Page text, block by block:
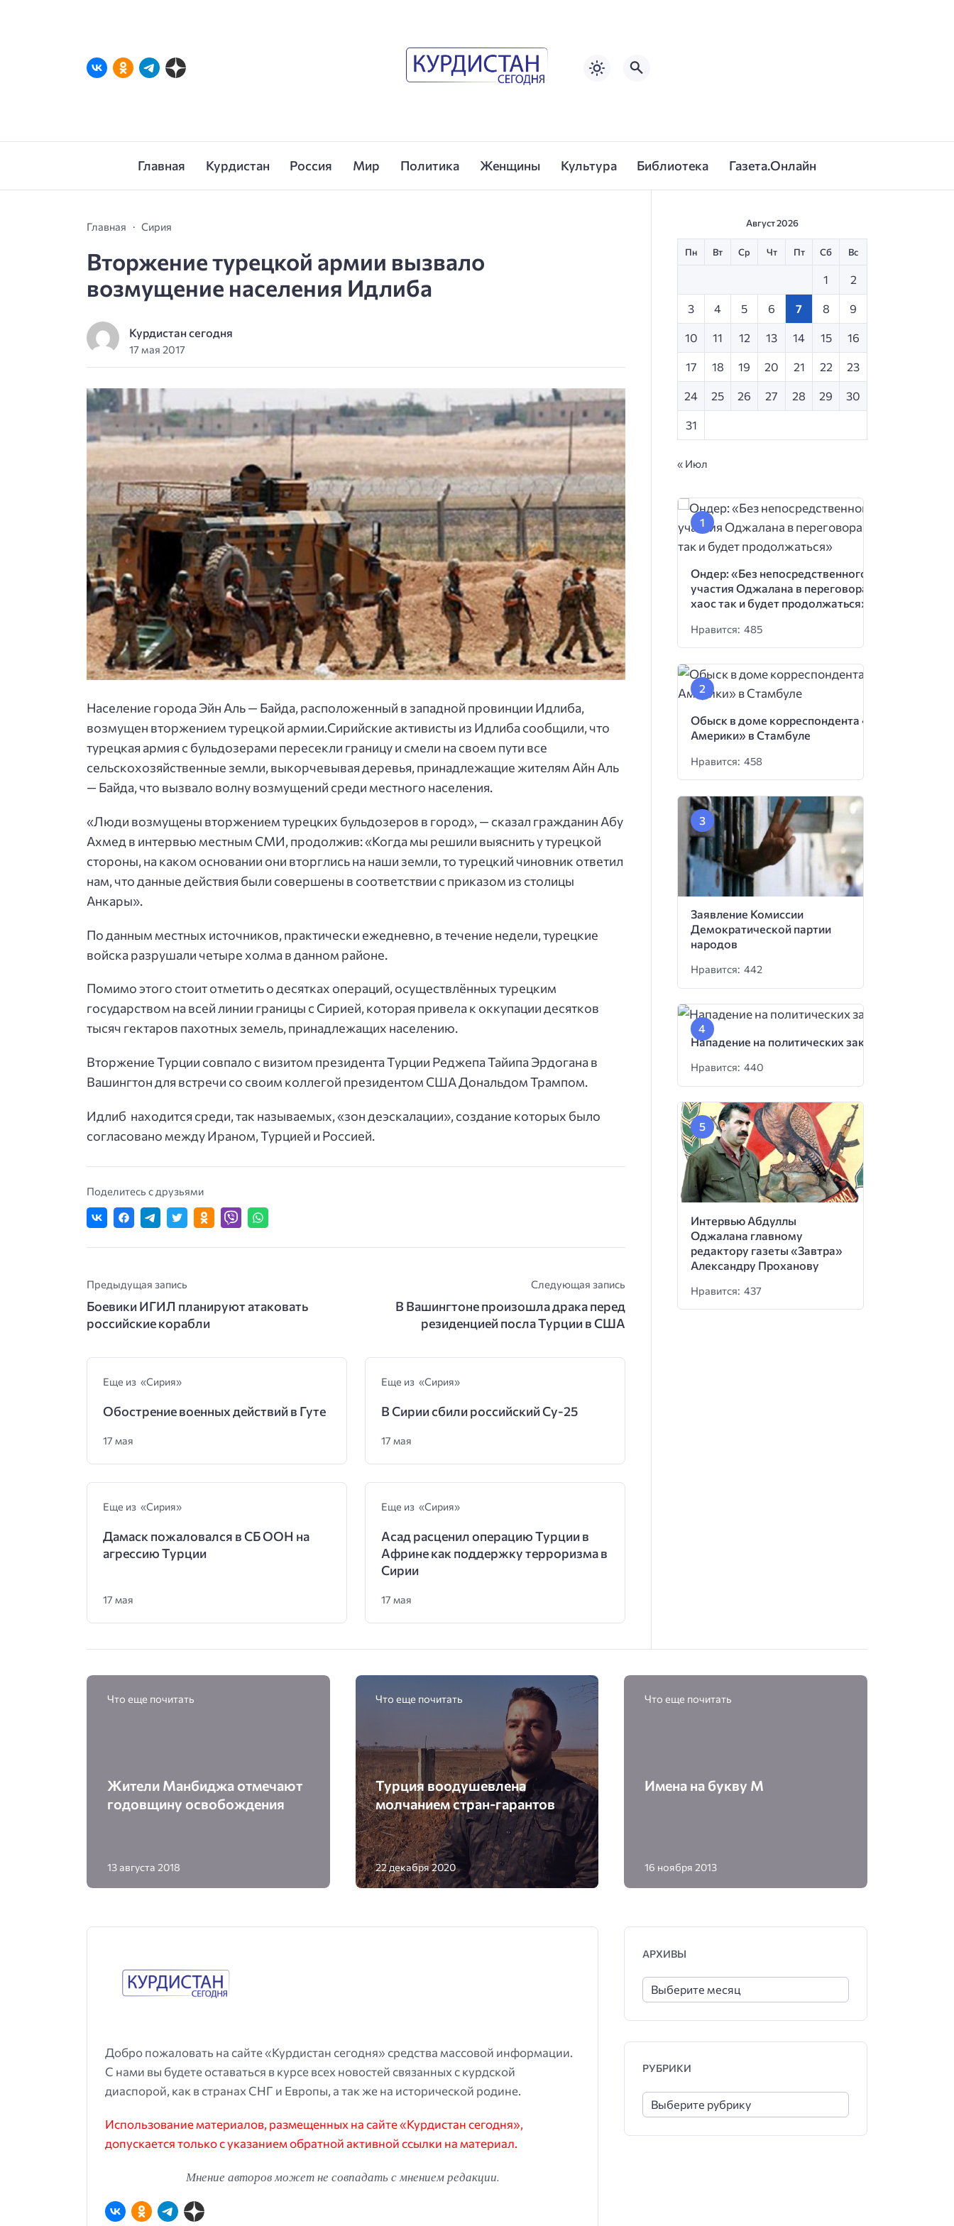
Главная Курдистан Россия Мир Политика Женщины Культура Библиотека Газета.Онлайн
Главная Сирия
Вторжение турецкой армии вызвало
возмущение населения Идлиба
Курдистан сегодня
17 мая 2017
Население города Эйн Аль — Байда, расположенный в западной провинции Идлиба,
возмущен вторжением турецкой армии.Сирийские активисты из Идлиба сообщили, что
турецкая армия с бульдозерами пересекли границу и смели на своем пути все
сельскохозяйственные земли, выкорчевывая деревья, принадлежащие жителям Айн Аль
— Байда, что вызвало волну возмущений среди местного населения.
«Люди возмущены вторжением турецких бульдозеров в город», — сказал гражданин Абу
Ахмед в интервью местным СМИ, продолжив: «Когда мы решили выяснить у турецкой
стороны, на каком основании они вторглись на наши земли, то турецкий чиновник ответил
нам, что данные действия были совершены в соответствии с приказом из столицы
Анкары».
По данным местных источников, практически ежедневно, в течение недели, турецкие
войска разрушали четыре холма в данном районе.
Помимо этого стоит отметить о десятках операций, осуществлённых турецким
государством на всей линии границы с Сирией, которая привела к оккупации десятков
тысяч гектаров пахотных земель, принадлежащих населению.
Вторжение Турции совпало с визитом президента Турции Реджепа Тайипа Эрдогана в
Вашингтон для встречи со своим коллегой президентом США Дональдом Трампом.
Идлиб находится среди, так называемых, «зон деэскалации», создание которых было
согласовано между Ираном, Турцией и Россией.
Поделитесь с друзьями
Предыдущая запись
Боевики ИГИЛ планируют атаковать
российские корабли
Следующая запись
В Вашингтоне произошла драка перед
резиденцией посла Турции в США
Еще из «Сирия»
Обострение военных действий в Гуте
17 мая
Еще из «Сирия»
В Сирии сбили российский Су-25
17 мая
Еще из «Сирия»
Дамаск пожаловался в СБ ООН на
агрессию Турции
17 мая
Еще из «Сирия»
Асад расценил операцию Турции в
Африне как поддержку терроризма в
Сирии
17 мая
Август 2026
Пн Вт Ср Чт Пт Сб Вс
1 2
3 4 5 6 7 8 9
10 11 12 13 14 15 16
17 18 19 20 21 22 23
24 25 26 27 28 29 30
31
« Июл
Ондер: «Без непосредственного
участия Оджалана в переговорах
хаос так и будет продолжаться»
Нравится: 485
Обыск в доме корреспондента «Голоса
Америки» в Стамбуле
Нравится: 458
Заявление Комиссии
Демократической партии
народов
Нравится: 442
Нападение на политических заключенных
Нравится: 440
Интервью Абдуллы
Оджалана главному
редактору газеты «Завтра»
Александру Проханову
Нравится: 437
Что еще почитать
Жители Манбиджа отмечают
годовщину освобождения
13 августа 2018
Что еще почитать
Турция воодушевлена
молчанием стран-гарантов
22 декабря 2020
Что еще почитать
Имена на букву М
16 ноября 2013
Добро пожаловать на сайте «Курдистан сегодня» средства массовой информации.
С нами вы будете оставаться в курсе всех новостей связанных с курдской
диаспорой, как в странах СНГ и Европы, а так же на исторической родине.
Использование материалов, размещенных на сайте «Курдистан сегодня»,
допускается только с указанием обратной активной ссылки на материал.
Мнение авторов может не совпадать с мнением редакции.
АРХИВЫ
РУБРИКИ